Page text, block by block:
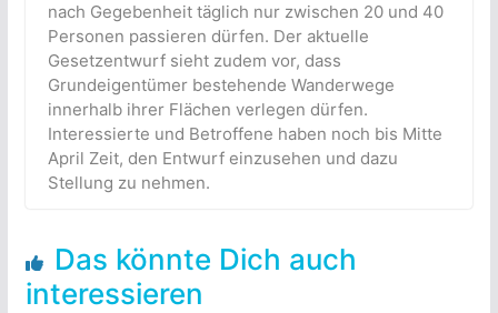
nach Gegebenheit täglich nur zwischen 20 und 40
Personen passieren dürfen. Der aktuelle
Gesetzentwurf sieht zudem vor, dass
Grundeigentümer bestehende Wanderwege
innerhalb ihrer Flächen verlegen dürfen.
Interessierte und Betroffene haben noch bis Mitte
April Zeit, den Entwurf einzusehen und dazu
Stellung zu nehmen.
Das könnte Dich auch
interessieren